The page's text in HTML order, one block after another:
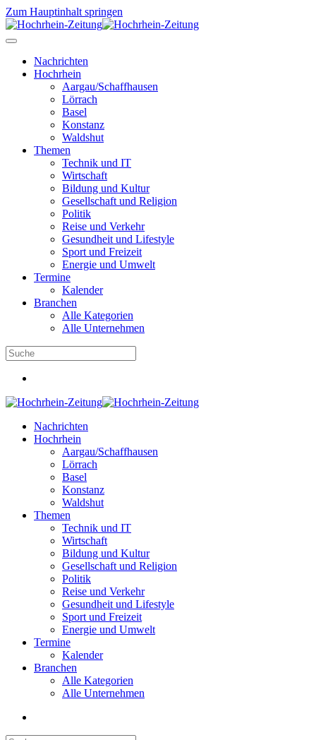
Zum Hauptinhalt springen
Nachrichten
Hochrhein
Aargau/Schaffhausen
Lörrach
Basel
Konstanz
Waldshut
Themen
Technik und IT
Wirtschaft
Bildung und Kultur
Gesellschaft und Religion
Politik
Reise und Verkehr
Gesundheit und Lifestyle
Sport und Freizeit
Energie und Umwelt
Termine
Kalender
Branchen
Alle Kategorien
Alle Unternehmen
Nachrichten
Hochrhein
Aargau/Schaffhausen
Lörrach
Basel
Konstanz
Waldshut
Themen
Technik und IT
Wirtschaft
Bildung und Kultur
Gesellschaft und Religion
Politik
Reise und Verkehr
Gesundheit und Lifestyle
Sport und Freizeit
Energie und Umwelt
Termine
Kalender
Branchen
Alle Kategorien
Alle Unternehmen